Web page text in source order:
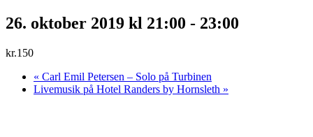
26. oktober 2019 kl 21:00 - 23:00
kr.150
« Carl Emil Petersen – Solo på Turbinen
Livemusik på Hotel Randers by Hornsleth »